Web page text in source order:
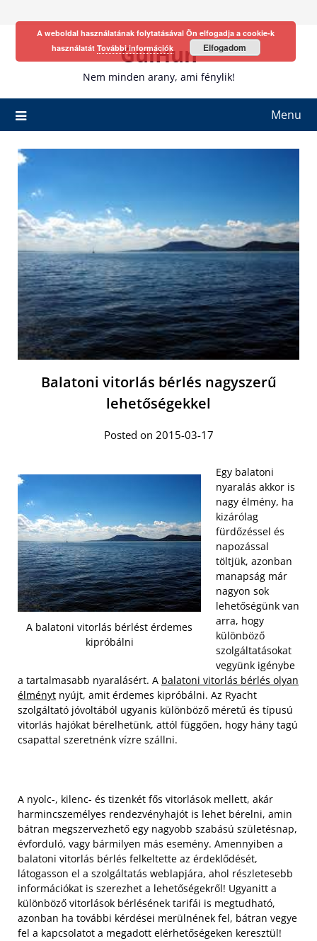
GulHun
Nem minden arany, ami fénylik!
Menu
Balatoni vitorlás bérlés nagyszerű
lehetőségekkel
Posted on 2015-03-17
A balatoni vitorlás bérlést érdemes
kipróbálni
Egy balatoni
nyaralás akkor is
nagy élmény, ha
kizárólag
fürdőzéssel és
napozással
töltjük, azonban
manapság már
nagyon sok
lehetőségünk van
arra, hogy
különböző
szolgáltatásokat
vegyünk igénybe
a tartalmasabb nyaralásért. A balatoni vitorlás bérlés olyan
élményt nyújt, amit érdemes kipróbálni. Az Ryacht
szolgáltató jóvoltából ugyanis különböző méretű és típusú
vitorlás hajókat bérelhetünk, attól függően, hogy hány tagú
csapattal szeretnénk vízre szállni.
A nyolc-, kilenc- és tizenkét fős vitorlások mellett, akár
harmincszemélyes rendezvényhajót is lehet bérelni, amin
bátran megszervezhető egy nagyobb szabású születésnap,
évforduló, vagy bármilyen más esemény. Amennyiben a
balatoni vitorlás bérlés felkeltette az érdeklődését,
látogasson el a szolgáltatás weblapjára, ahol részletesebb
információkat is szerezhet a lehetőségekről! Ugyanitt a
különböző vitorlások bérlésének tarifái is megtudható,
azonban ha további kérdései merülnének fel, bátran vegye
fel a kapcsolatot a megadott elérhetőségeken keresztül!
A weboldal használatának folytatásával Ön elfogadja a cookie-k
használatát További információk Elfogadom